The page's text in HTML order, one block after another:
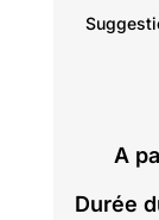
A
Durée